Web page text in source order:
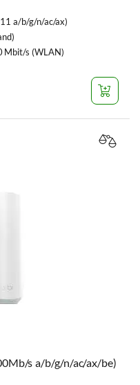
a/b/g/n/ac/ax)
Mbit/s (WLAN)
s a/b/g/n/ac/ax/be)